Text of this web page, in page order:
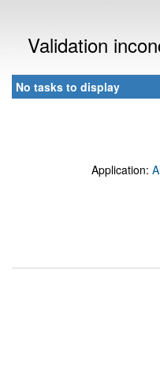
Validation
No tasks to display
Application: